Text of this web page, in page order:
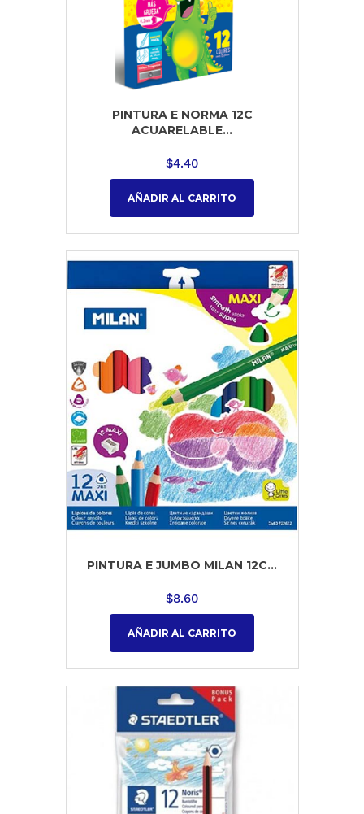
PINTURA E NORMA 12C
ACUARELABLE...
$4.40
AÑADIR AL CARRITO
PINTURA E JUMBO MILAN 12C...
$8.60
AÑADIR AL CARRITO